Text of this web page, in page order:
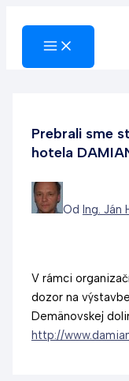
Prebrali sme
hotela
Od Ing. Ján
V rámci
dozor na
Demänovskej
http://